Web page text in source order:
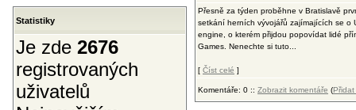
Statistiky
Je zde 2676
registrovaných
uživatelů
Přesně za týden proběhne v Bratislavě
setkání herních vývojářů zajímajících se o
engine, o kterém přijdou popovídat lidé
Games. Nenechte si tuto...
[ Číst celé ]
Komentáře: 0 :: Zobrazit komentáře (Přidat